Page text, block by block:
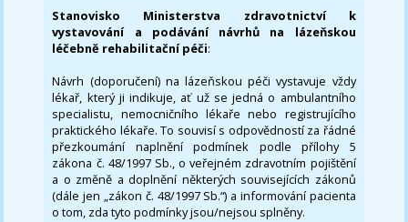
Stanovisko Ministerstva zdravotnictví k
vystavování a podávání návrhů na lázeňskou
léčebně rehabilitační péči:
Návrh (doporučení) na lázeňskou péči vystavuje vždy
lékař, který ji indikuje, ať už se jedná o ambulantního
specialistu, nemocničního lékaře nebo registrujícího
praktického lékaře. To souvisí s odpovědností za řádné
přezkoumání naplnění podmínek podle přílohy 5
zákona č. 48/1997 Sb., o veřejném zdravotním pojištění
a o změně a doplnění některých souvisejících zákonů
(dále jen „zákon č. 48/1997 Sb.“) a informování pacienta
o tom, zda tyto podmínky jsou/nejsou splněny.